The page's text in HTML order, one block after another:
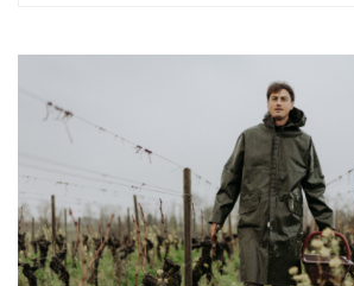
Année 2020 : Première année de conversion
Boutisse […]